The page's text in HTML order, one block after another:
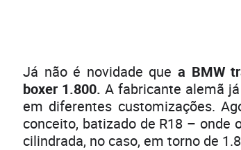
Já não é novidade quea BMW
boxer 1.800. A fabricante alemã
em diferentes customizações.
conceito, batizado de R18 – onde
cilindrada, no caso, em torno de